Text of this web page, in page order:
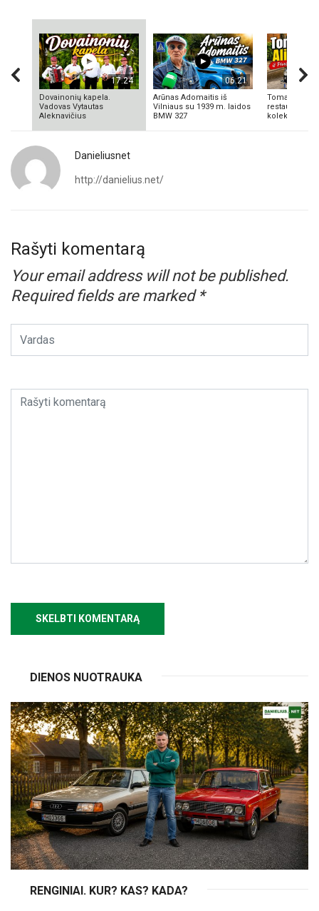
17:24
Dovainonių kapela.
Vadovas Vytautas
Aleknavičius
06:21
Arūnas Adomaitis iš
Vilniaus su 1939 m. laidos
BMW 327
Tomas
Danieliusnet
http://danielius.net/
Rašyti komentarą
Your email address will not be published.
Required fields are marked *
DIENOS NUOTRAUKA
RENGINIAI. KUR? KAS? KADA?